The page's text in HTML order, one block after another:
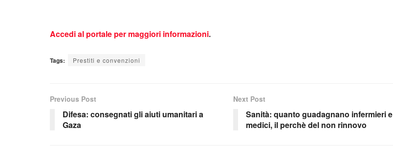
Accedi al portale per maggiori informazioni.
Tags: Prestiti e convenzioni
Previous Post
Difesa: consegnati gli aiuti umanitari a
Gaza
Next Post
Sanità: quanto guadagnano infermieri e
medici, il perchè del non rinnovo